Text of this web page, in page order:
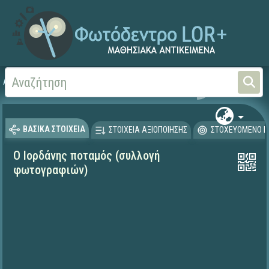
Αρχική Καινή
ΒΑΣΙΚΑ ΣΤΟΙΧΕΙΑ ΣΤΟΙΧΕΙΑ ΑΞΙΟΠΟΙΗΣΗΣ ΣΤΟΧΕΥΟΜΕΝΟ
Ο Ιορδάνης ποταμός (συλλογή
φωτογραφιών)